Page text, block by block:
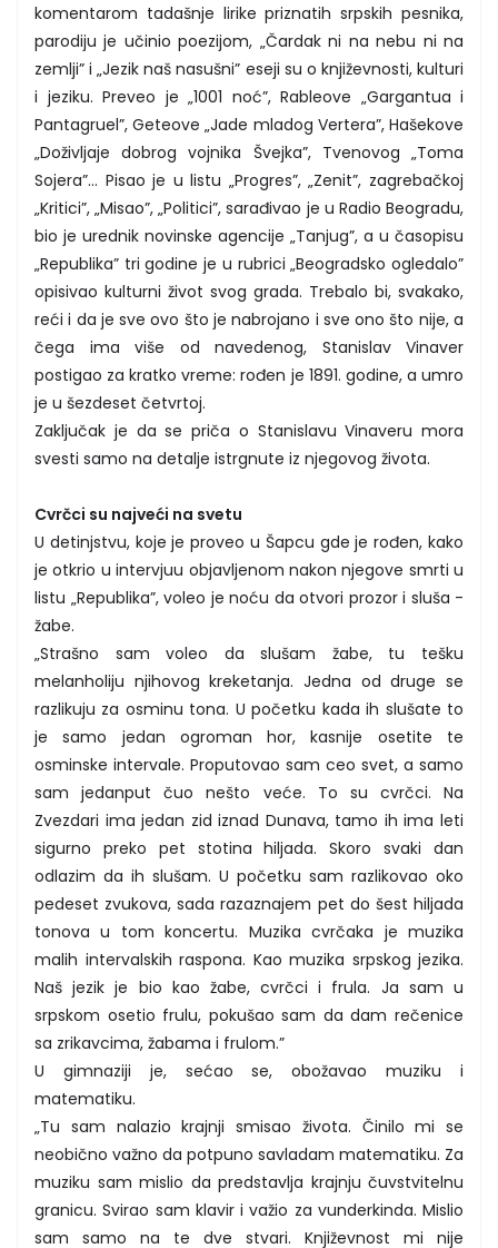
komentarom tadašnje lirike priznatih srpskih pesnika,
parodiju je učinio poezijom, „Čardak ni na nebu ni na
zemlji” i „Jezik naš nasušni” eseji su o književnosti, kulturi
i jeziku. Preveo je „1001 noć”, Rableove „Gargantua i
Pantagruel”, Geteove „Jade mladog Vertera”, Hašekove
„Doživljaje dobrog vojnika Švejka”, Tvenovog „Toma
Sojera”... Pisao je u listu „Progres”, „Zenit”, zagrebačkoj
„Kritici”, „Misao”, „Politici”, sarađivao je u Radio Beogradu,
bio je urednik novinske agencije „Tanjug”, a u časopisu
„Republika” tri godine je u rubrici „Beogradsko ogledalo”
opisivao kulturni život svog grada. Trebalo bi, svakako,
reći i da je sve ovo što je nabrojano i sve ono što nije, a
čega ima više od navedenog, Stanislav Vinaver
postigao za kratko vreme: rođen je 1891. godine, a umro
je u šezdeset četvrtoj.
Zaključak je da se priča o Stanislavu Vinaveru mora
svesti samo na detalje istrgnute iz njegovog života.
Cvrčci su najveći na svetu
U detinjstvu, koje je proveo u Šapcu gde je rođen, kako
je otkrio u intervjuu objavljenom nakon njegove smrti u
listu „Republika”, voleo je noću da otvori prozor i sluša -
žabe.
„Strašno sam voleo da slušam žabe, tu tešku
melanholiju njihovog kreketanja. Jedna od druge se
razlikuju za osminu tona. U početku kada ih slušate to
je samo jedan ogroman hor, kasnije osetite te
osminske intervale. Proputovao sam ceo svet, a samo
sam jedanput čuo nešto veće. To su cvrčci. Na
Zvezdari ima jedan zid iznad Dunava, tamo ih ima leti
sigurno preko pet stotina hiljada. Skoro svaki dan
odlazim da ih slušam. U početku sam razlikovao oko
pedeset zvukova, sada razaznajem pet do šest hiljada
tonova u tom koncertu. Muzika cvrčaka je muzika
malih intervalskih raspona. Kao muzika srpskog jezika.
Naš jezik je bio kao žabe, cvrčci i frula. Ja sam u
srpskom osetio frulu, pokušao sam da dam rečenice
sa zrikavcima, žabama i frulom.”
U gimnaziji je, sećao se, obožavao muziku i
matematiku.
„Tu sam nalazio krajnji smisao života. Činilo mi se
neobično važno da potpuno savladam matematiku. Za
muziku sam mislio da predstavlja krajnju čuvstvitelnu
granicu. Svirao sam klavir i važio za vunderkinda. Mislio
sam samo na te dve stvari. Književnost mi nije